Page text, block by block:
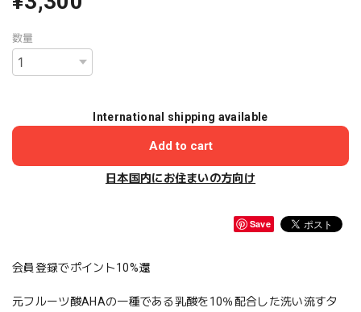
数量
International shipping available
Add to cart
日本国内にお住まいの方向け
Save
会員登録でポイント10%還
元フルーツ酸AHAの一種である乳酸を10％配合した洗い流すタ